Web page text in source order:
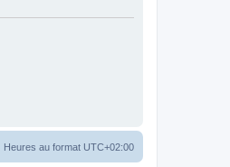
Heures au format UTC+02:00